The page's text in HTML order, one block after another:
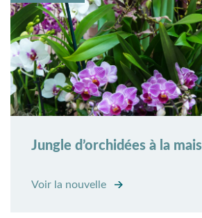
Jungle d’orchidées à la
Voir la nouvelle